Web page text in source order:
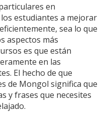
en
estudiantes a mejorar
sea lo que
aspectos más
es que están
en las
El hecho de que
de Mongol significa que
y frases que necesites